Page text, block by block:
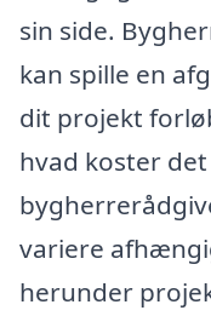
sin side.
kan spille en
dit projekt
hvad koster
variere
herunder